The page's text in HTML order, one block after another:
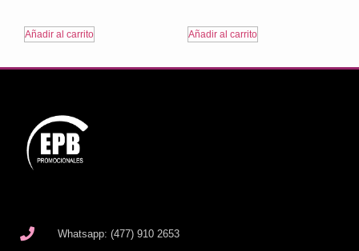
Añadir al carrito Añadir al carrito
Whatsapp: (477) 910 2653